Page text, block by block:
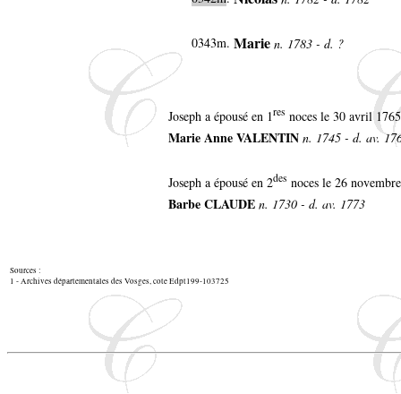
0343m. Marie n. 1783 - d. ?
Joseph a épousé en 1res noces le 30 avril
Marie Anne VALENTIN n. 1745 - d. av.
Joseph a épousé en 2des noces le 26
Barbe CLAUDE n. 1730 - d. av. 1773
Sources :
1 - Archives départementales des Vosges, cote Edpt199-103725